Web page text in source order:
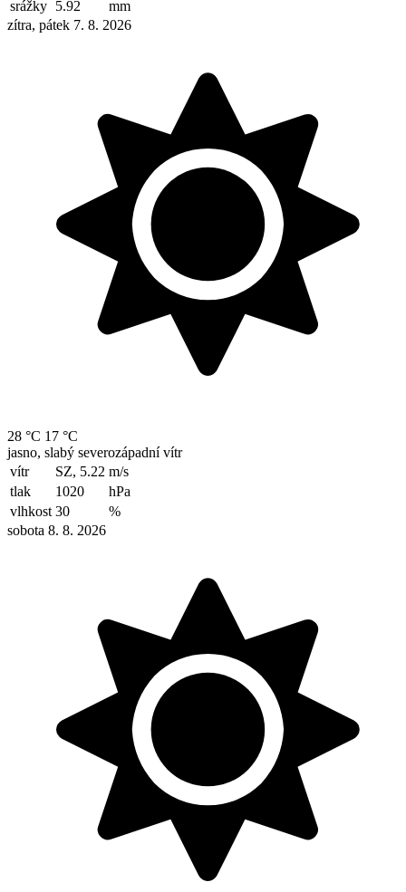
srážky 5.92
mm
zítra, pátek 7. 8. 2026
28 °C 17 °C
jasno, slabý severozápadní vítr
vítr
SZ, 5.22 m/s
tlak
1020
hPa
vlhkost 30
%
sobota 8. 8. 2026